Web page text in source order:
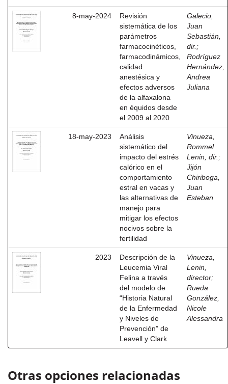
8-may-2024
Revisión
sistemática de los
parámetros
farmacocinéticos,
farmacodinámicos,
calidad
anestésica y
efectos adversos
de la alfaxalona
en équidos desde
el 2009 al 2020
Galecio,
Juan
Sebastián,
dir. ;
Rodríguez
Hernández,
Andrea
Juliana
18-may-2023
Análisis
sistemático del
impacto del estrés
calórico en el
comportamiento
estral en vacas y
las alternativas de
manejo para
mitigar los efectos
nocivos sobre la
fertilidad
Vinueza,
Rommel
Lenin, dir. ;
Jijón
Chiriboga,
Juan
Esteban
2023
Descripción de la
Leucemia Viral
Felina a través
del modelo de
“Historia Natural
de la Enfermedad
y Niveles de
Prevención” de
Leavell y Clark
Vinueza,
Lenin,
director;
Rueda
González,
Nicole
Alessandra
Otras opciones relacionadas